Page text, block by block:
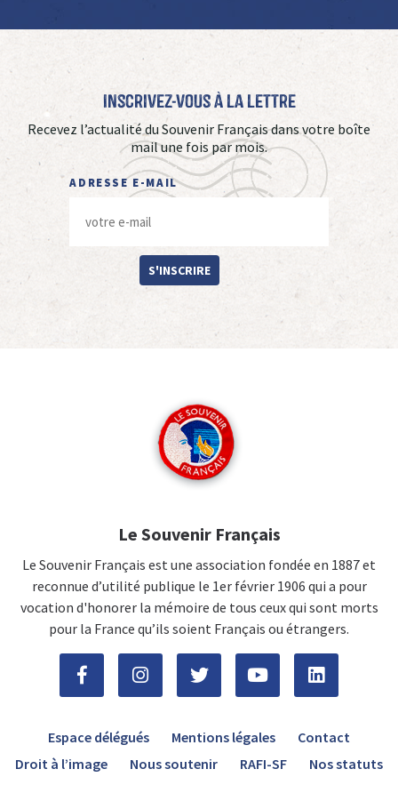
Inscrivez-vous à La Lettre
Recevez l’actualité du Souvenir Français dans votre boîte
mail une fois par mois.
ADRESSE E-MAIL
S'INSCRIRE
Le Souvenir Français
Le Souvenir Français est une association fondée en 1887 et
reconnue d’utilité publique le 1er février 1906 qui a pour
vocation d'honorer la mémoire de tous ceux qui sont morts
pour la France qu’ils soient Français ou étrangers.
Espace délégués Mentions légales
Contact
Droit à l’image
Nous soutenir RAFI-SF Nos statuts